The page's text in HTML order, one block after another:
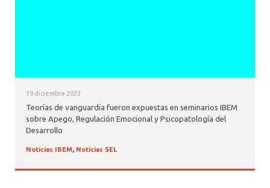
19 diciembre 2023
Teorías de vanguardia fueron expuestas en seminarios IBEM
sobre Apego, Regulación Emocional y Psicopatología del
Desarrollo
Noticias IBEM, Noticias SEL